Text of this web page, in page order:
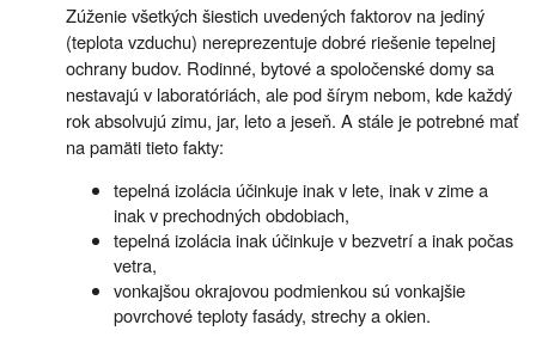
Zúženie všetkých šiestich uvedených faktorov na jediný
(teplota vzduchu) nereprezentuje dobré riešenie tepelnej
ochrany budov. Rodinné, bytové a spoločenské domy sa
nestavajú v laboratóriách, ale pod šírym nebom, kde každý
rok absolvujú zimu, jar, leto a jeseň. A stále je potrebné mať
na pamäti tieto fakty:
tepelná izolácia účinkuje inak v lete, inak v zime a
inak v prechodných obdobiach,
tepelná izolácia inak účinkuje v bezvetrí a inak počas
vetra,
vonkajšou okrajovou podmienkou sú vonkajšie
povrchové teploty fasády, strechy a okien.